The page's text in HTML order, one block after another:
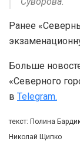
Ранее
Больше
«Северного
в Telegram.
текст: Полина
Николай Щипко